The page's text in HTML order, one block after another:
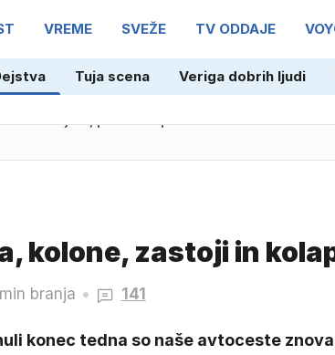
VREME SVEŽE TV ODDAJE
Tuja scena Veriga dobrih ljudi
kolone, zastoji in
branja 141
konec tedna so naše avtoceste znova